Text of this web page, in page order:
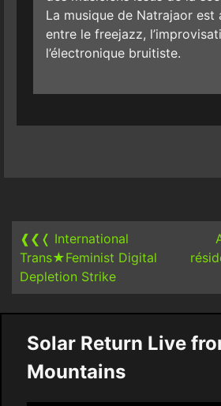
La musique de Natrajaor est
entre le freejazz,
l’électronique bruitiste.
navigation
❰❮❬ International
Trans★Feminist Digital
Depletion Strike
Solar Return Live
Mountains